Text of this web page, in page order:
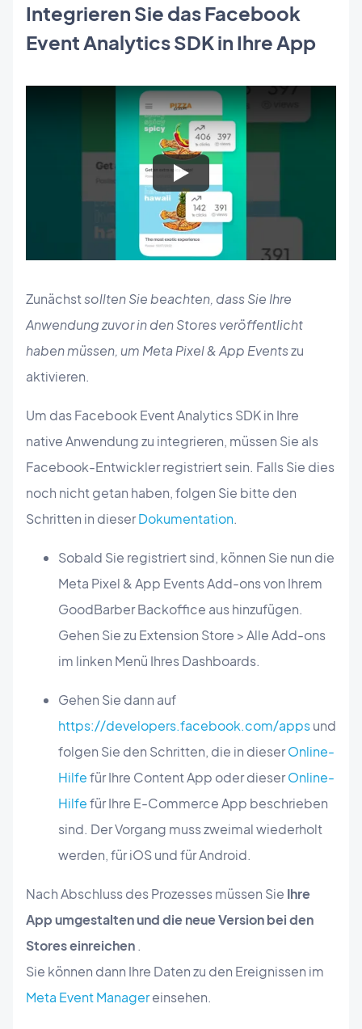
Integrieren Sie das Facebook
Event Analytics SDK in Ihre App
Zunächstsollten Sie beachten, dass Sie Ihre
Anwendung zuvor in den Stores veröffentlicht
haben müssen, um Meta Pixel & App Eventszu
aktivieren.
Um das Facebook Event Analytics SDK in Ihre
native Anwendung zu integrieren, müssen Sie als
Facebook-Entwickler registriert sein. Falls Sie dies
noch nicht getan haben, folgen Sie bitte den
Schritten in dieserDokumentation.
Sobald Sie registriert sind, können Sie nun die
Meta Pixel & App Events Add-ons von Ihrem
GoodBarber Backoffice aus hinzufügen.
Gehen Sie zu Extension Store > Alle Add-ons
im linken Menü Ihres Dashboards.
Gehen Sie dann auf
https://developers.facebook.com/appsund
folgen Sie den Schritten, die in dieserOnline-
Hilfefür Ihre Content App oder dieserOnline-
Hilfefür Ihre E-Commerce App beschrieben
sind. Der Vorgang muss zweimal wiederholt
werden, für iOS und für Android.
Nach Abschluss des Prozesses müssen Sie Ihre
App umgestalten und die neue Version bei den
Stores einreichen.
Sie können dann Ihre Daten zu den Ereignissen im
Meta Event Managereinsehen.